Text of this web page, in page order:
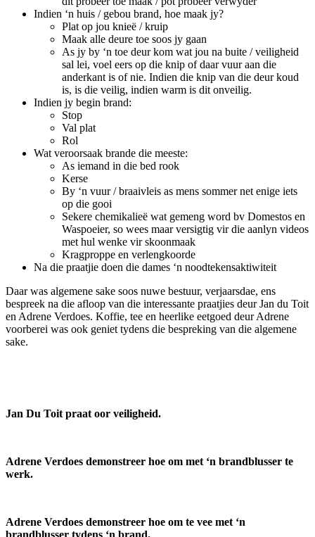
Indien ‘n huis / gebou brand, hoe maak jy?
Plat op jou knieë / kruip
Maak alle deure toe soos jy gaan
As jy by ‘n toe deur kom wat jou na buite / veiligheid
sal lei, voel eers op die knip of daar vuur aan die
anderkant is of nie. Indien die knip van die deur koud
is, is die veilig, indien warm is dit onveilig.
Indien jy begin brand:
Stop
Val plat
Rol
Wat veroorsaak brande die meeste:
As iemand in die bed rook
Kerse
By ‘n vuur / braaivleis as mens sommer net enige iets
op die gooi
Sekere chemikalieë wat gemeng word bv Domestos en
Waspoeier, so wees maar versigtig vir die aanlyn videos
met hul wenke vir skoonmaak
Kragproppe en verlengkoorde
Na die praatjie doen die dames ‘n noodtekensaktiwiteit
Daar was algemene sake soos nuwe bestuur, verjaarsdae, ens
bespreek na die afloop van die interessante praatjies deur Jan du Toit
en Adrene Verdoes. Koffie, tee en heerlike eetgoed deur Adrene
voorberei was ook geniet tydens die bespreking van die algemene
sake.
Jan Du Toit praat oor veiligheid.
Adrene Verdoes demonstreer hoe om met ‘n brandblusser te
werk.
Adrene Verdoes demonstreer hoe om te vee met ‘n